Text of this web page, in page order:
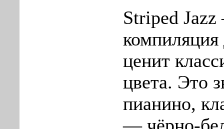
Striped
компиляция
ценит
цвета. Это
пианино,